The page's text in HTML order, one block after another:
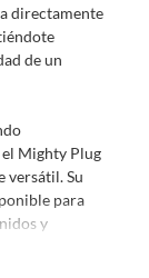
producto. Debe
uso, tal como te lo
o programas
usados,
o
esa condición a
directamente
de un
Mighty Plug
versátil. Su
para
y